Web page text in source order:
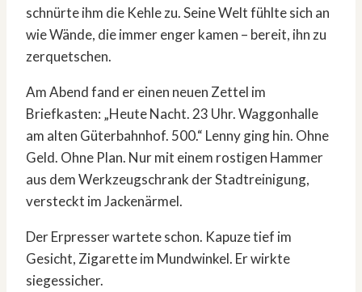
schnürte ihm die Kehle zu. Seine Welt fühlte sich an
wie Wände, die immer enger kamen – bereit, ihn zu
zerquetschen.
Am Abend fand er einen neuen Zettel im
Briefkasten: „Heute Nacht. 23 Uhr. Waggonhalle
am alten Güterbahnhof. 500.“ Lenny ging hin. Ohne
Geld. Ohne Plan. Nur mit einem rostigen Hammer
aus dem Werkzeugschrank der Stadtreinigung,
versteckt im Jackenärmel.
Der Erpresser wartete schon. Kapuze tief im
Gesicht, Zigarette im Mundwinkel. Er wirkte
siegessicher.